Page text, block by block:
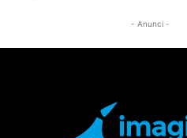
- Anunci -